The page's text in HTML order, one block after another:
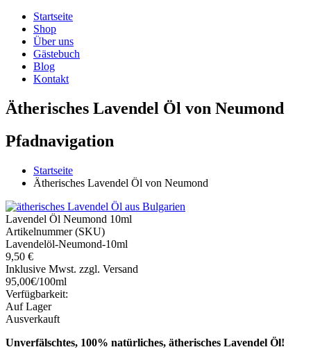
Startseite
Shop
Über uns
Gästebuch
Blog
Kontakt
Ätherisches Lavendel Öl von Neumond
Pfadnavigation
Startseite
Ätherisches Lavendel Öl von Neumond
Lavendel Öl Neumond 10ml
Artikelnummer (SKU)
Lavendelöl-Neumond-10ml
9,50 €
Inklusive Mwst. zzgl. Versand
95,00€/100ml
Verfügbarkeit:
Auf Lager
Ausverkauft
Unverfälschtes, 100% natürliches, ätherisches Lavendel Öl!